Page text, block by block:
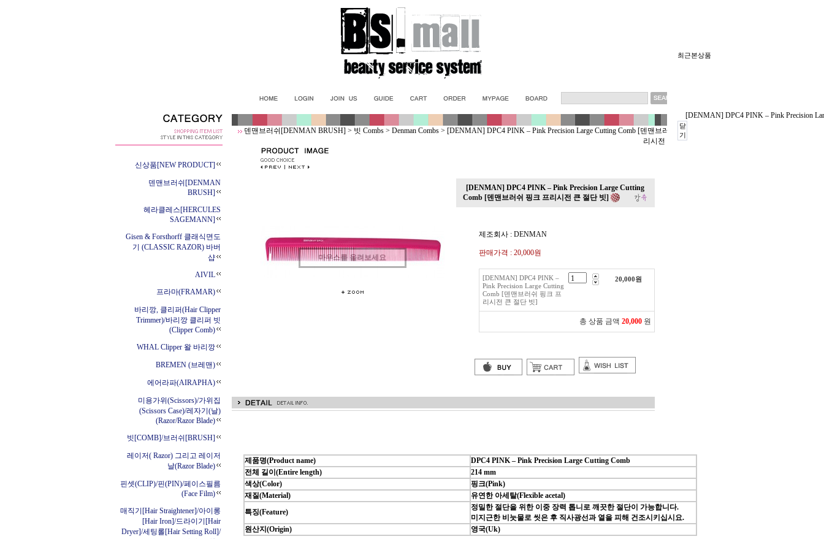
신상품[NEW PRODUCT]
덴맨브러쉬[DENMAN
BRUSH]
헤라클레스[HERCULES
SAGEMANN]
Gisen & Forsthorff 클래식면도
기 (CLASSIC RAZOR) 바버
샵
AIVIL
프라마(FRAMAR)
바리깡, 클리퍼(Hair Clipper
Trimmer)/바리깡 클리퍼 빗
(Clipper Comb)
WHAL Clipper 왈 바리깡
BREMEN (브레맨)
에어라파(AIRAPHA)
미용가위(Scissors)/가위집
(Scissors Case)/레자기(날)
(Razor/Razor Blade)
빗[COMB]/브러쉬[BRUSH]
레이저( Razor) 그리고 레이저
날(Razor Blade)
핀셋(CLIP)/핀(PIN)/페이스필름
(Face Film)
매직기[Hair Straightener]/아이롱
[Hair Iron]/드라이기[Hair
Dryer]/세팅롤[Hair Setting Roll]/
덴맨브러쉬[DENMAN BRUSH] > 빗 Combs > Denman Combs > [DENMAN] DPC4 PINK – Pink Precision Large Cutting Comb [덴맨브러쉬 핑크 프
리시전 큰 절단 빗]
마우스를 올려보세요
[DENMAN] DPC4 PINK – Pink Precision Large Cutting
Comb [덴맨브러쉬 핑크 프리시전 큰 절단 빗]
제조회사 : DENMAN
판매가격 : 20,000원
[DENMAN] DPC4 PINK –
Pink Precision Large Cutting
Comb [덴맨브러쉬 핑크 프
리시전 큰 절단 빗]
20,000원
총 상품 금액 20,000 원
제품명(Product name) DPC4 PINK– Pink Precision Large Cutting Comb
전체 길이(Entire length)
214 mm
색상(Color)
핑크(Pink)
재질(Material)
유연한 아세탈(Flexible acetal)
특징(Feature)
정밀한 절단을 위한 이중 장력 톱니로 깨끗한 절단이 가능합니다.
미지근한 비눗물로 씻은 후 직사광선과 열을 피해 건조시키십시요.
원산지(Origin)
영국(Uk)
최근본상품
[DENMAN] DPC4 PINK – Pink Precision
닫
기